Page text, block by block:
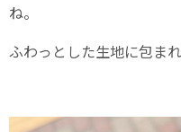
ね。
ふわっとした生地に包ま